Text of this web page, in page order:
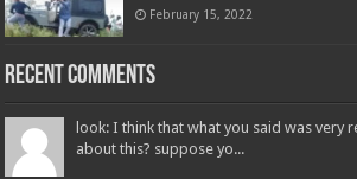
February 15, 2022
Recent Comments
look: I think that what you said was very
about this? suppose yo...